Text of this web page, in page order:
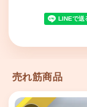
売れ筋商品